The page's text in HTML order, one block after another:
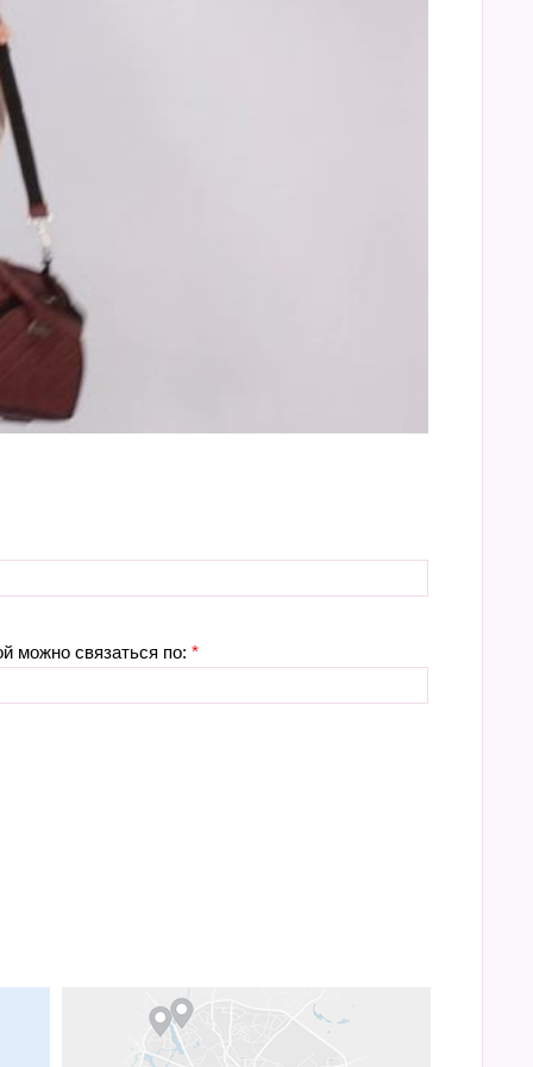
можно связаться по:*